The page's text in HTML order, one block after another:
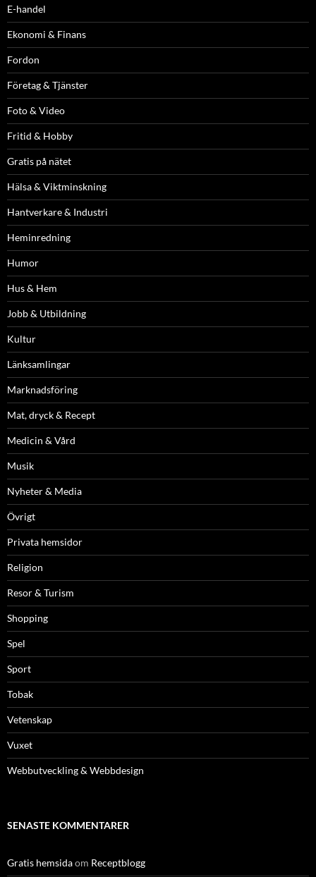
E-handel
Ekonomi & Finans
Fordon
Företag & Tjänster
Foto & Video
Fritid & Hobby
Gratis på nätet
Hälsa & Viktminskning
Hantverkare & Industri
Heminredning
Humor
Hus & Hem
Jobb & Utbildning
Kultur
Länksamlingar
Marknadsföring
Mat, dryck & Recept
Medicin & Vård
Musik
Nyheter & Media
Övrigt
Privata hemsidor
Religion
Resor & Turism
Shopping
Spel
Sport
Tobak
Vetenskap
Vuxet
Webbutveckling & Webbdesign
SENASTE KOMMENTARER
Gratis hemsidaom Receptblogg